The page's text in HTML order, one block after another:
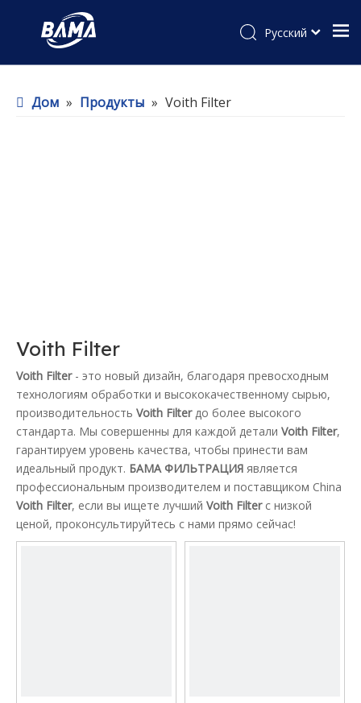
Pусский
Дом » Продукты » Voith Filter
Voith Filter
Voith Filter- это новый дизайн, благодаря превосходным
технологиям обработки и высококачественному сырью,
производительность Voith Filterдо более высокого
стандарта. Мы совершенны для каждой детали Voith Filter,
гарантируем уровень качества, чтобы принести вам
идеальный продукт. БАМА ФИЛЬТРАЦИЯ является
профессиональным производителем и поставщиком China
Voith Filter, если вы ищете лучший Voith Filterс низкой
ценой, проконсультируйтесь с нами прямо сейчас!